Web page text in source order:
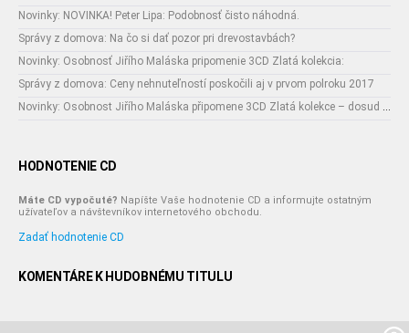
Novinky: NOVINKA! Peter Lipa: Podobnosť čisto náhodná.
Správy z domova: Na čo si dať pozor pri drevostavbách?
Novinky: Osobnosť Jiřího Maláska pripomenie 3CD Zlatá kolekcia:
Správy z domova: Ceny nehnuteľností poskočili aj v prvom polroku 2017
Novinky: Osobnost Jiřího Maláska připomene 3CD Zlatá kolekce – dosud nejobsáhlejší soubor nahrávek legendárního umělce!
HODNOTENIE CD
Máte CD vypočuté? Napíšte Vaše hodnotenie CD a informujte ostatným
užívateľov a návštevníkov internetového obchodu.
Zadať hodnotenie CD
KOMENTÁRE K HUDOBNÉMU TITULU